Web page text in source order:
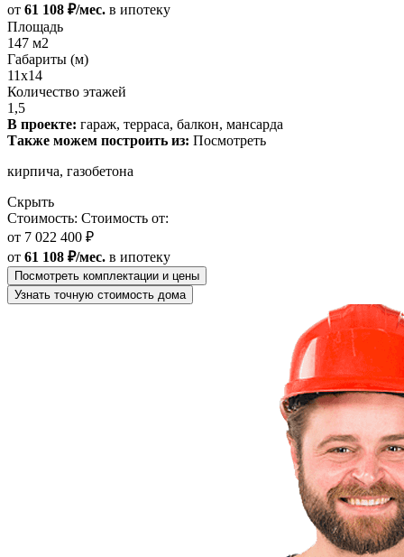
от 61 108 ₽/мес. в ипотеку
Площадь
147 м2
Габариты (м)
11x14
Количество этажей
1,5
В проекте: гараж, терраса, балкон, мансарда
Также можем построить из: Посмотреть
кирпича, газобетона
Скрыть
Стоимость: Стоимость от:
от 7 022 400 ₽
от 61 108 ₽/мес. в ипотеку
Посмотреть комплектации и цены
Узнать точную стоимость дома